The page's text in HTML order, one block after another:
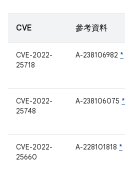
CVE 參考資料
CVE-2022-
25718
A-238106982 *
CVE-2022-
25748
A-238106075 *
CVE-2022-
25660
A-228101818 *